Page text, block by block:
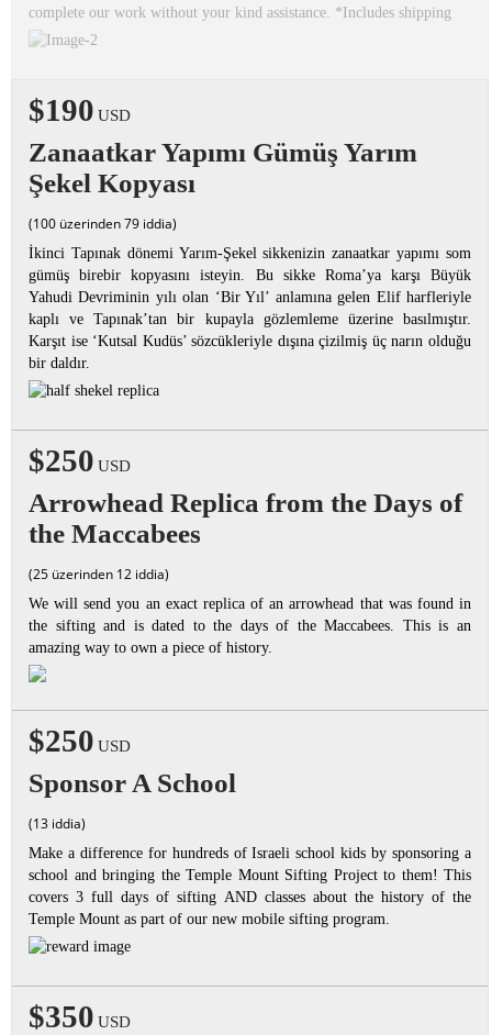
complete our work without your kind assistance. *Includes shipping
$190 USD
Zanaatkar Yapımı Gümüş Yarım
Şekel Kopyası
(100 üzerinden 79 iddia)
İkinci Tapınak dönemi Yarım-Şekel sikkenizin zanaatkar yapımı som
gümüş birebir kopyasını isteyin. Bu sikke Roma’ya karşı Büyük
Yahudi Devriminin yılı olan ‘Bir Yıl’ anlamına gelen Elif harfleriyle
kaplı ve Tapınak’tan bir kupayla gözlemleme üzerine basılmıştır.
Karşıt ise ‘Kutsal Kudüs’ sözcükleriyle dışına çizilmiş üç narın olduğu
bir daldır.
$250 USD
Arrowhead Replica from the Days of
the Maccabees
(25 üzerinden 12 iddia)
We will send you an exact replica of an arrowhead that was found in
the sifting and is dated to the days of the Maccabees. This is an
amazing way to own a piece of history.
$250 USD
Sponsor A School
(13 iddia)
Make a difference for hundreds of Israeli school kids by sponsoring a
school and bringing the Temple Mount Sifting Project to them! This
covers 3 full days of sifting AND classes about the history of the
Temple Mount as part of our new mobile sifting program.
$350 USD